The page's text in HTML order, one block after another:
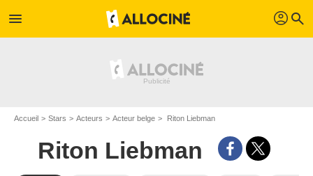
menu profil search
Accueil Stars Acteurs Acteur belge Riton Liebman
Riton Liebman